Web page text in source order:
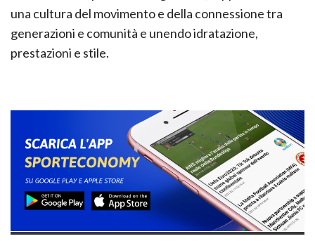
una cultura del movimento e della connessione tra
generazioni e comunità e unendo idratazione,
prestazioni e stile.